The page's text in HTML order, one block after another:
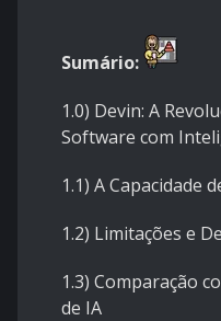
Sumário:
1.0) Devin: A
Software com
1.1) A Capacidade
1.2) Limitações e
1.3) Comparação
de IA